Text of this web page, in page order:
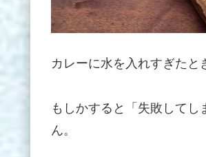
カレーに水を入れすぎたと
もしかすると「失敗して
ん。